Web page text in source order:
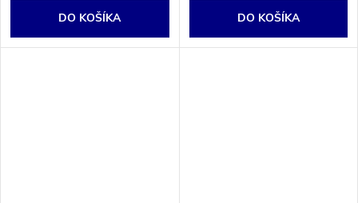
DO KOŠÍKA DO KOŠÍKA